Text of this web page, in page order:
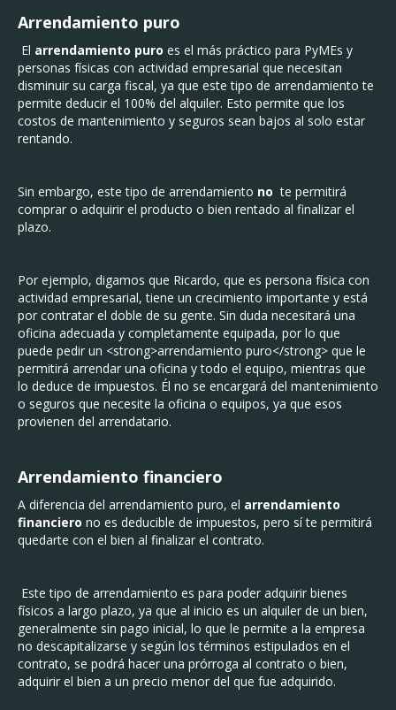
Arrendamiento puro
El arrendamiento puro es el más práctico para PyMEs y
personas físicas con actividad empresarial que necesitan
disminuir su carga fiscal, ya que este tipo de arrendamiento te
permite deducir el 100% del alquiler. Esto permite que los
costos de mantenimiento y seguros sean bajos al solo estar
rentando.
Sin embargo, este tipo de arrendamiento no te permitirá
comprar o adquirir el producto o bien rentado al finalizar el
plazo.
Por ejemplo, digamos que Ricardo, que es persona física con
actividad empresarial, tiene un crecimiento importante y está
por contratar el doble de su gente. Sin duda necesitará una
oficina adecuada y completamente equipada, por lo que
puede pedir un <strong>arrendamiento puro</strong> que le
permitirá arrendar una oficina y todo el equipo, mientras que
lo deduce de impuestos. Él no se encargará del mantenimiento
o seguros que necesite la oficina o equipos, ya que esos
provienen del arrendatario.
Arrendamiento financiero
A diferencia del arrendamiento puro, el arrendamiento
financiero no es deducible de impuestos, pero sí te permitirá
quedarte con el bien al finalizar el contrato.
Este tipo de arrendamiento es para poder adquirir bienes
físicos a largo plazo, ya que al inicio es un alquiler de un bien,
generalmente sin pago inicial, lo que le permite a la empresa
no descapitalizarse y según los términos estipulados en el
contrato, se podrá hacer una prórroga al contrato o bien,
adquirir el bien a un precio menor del que fue adquirido.